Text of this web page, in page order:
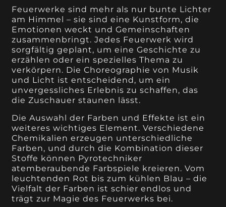
Feuerwerke sind mehr als nur bunte Lichter
am Himmel – sie sind eine Kunstform, die
Emotionen weckt und Gemeinschaften
zusammenbringt. Jedes Feuerwerk wird
sorgfältig geplant, um eine Geschichte zu
erzählen oder ein spezielles Thema zu
verkörpern. Die Choreographie von Musik
und Licht ist entscheidend, um ein
unvergessliches Erlebnis zu schaffen, das
die Zuschauer staunen lässt.
Die Auswahl der Farben und Effekte ist ein
weiteres wichtiges Element. Verschiedene
Chemikalien erzeugen unterschiedliche
Farben, und durch die Kombination dieser
Stoffe können Pyrotechniker
atemberaubende Farbspiele kreieren. Vom
leuchtenden Rot bis zum kühlen Blau – die
Vielfalt der Farben ist schier endlos und
trägt zur Magie des Feuerwerks bei.